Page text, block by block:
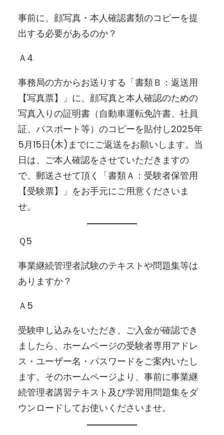
事前に、顔写真・本人確認書類のコピーを提
出する必要があるのか？
Ａ4
事務局の方からお送りする「書類Ｂ：返送用
【写真票】」に、顔写真と本人確認のための
写真入りの証明書（自動車運転免許書、社員
証、パスポート等）のコピーを貼付し2025年
5月15日(木)までにご返送をお願いします。当
日は、ご本人確認をさせていただきますの
で、郵送させて頂く「書類Ａ：受験者保管用
【受験票】」をお手元にご用意くださいま
せ。
Ｑ5
事業継続管理者試験のテキストや問題集等は
ありますか？
Ａ5
受験申し込みをいただき、ご入金が確認でき
ましたら、ホームページの受験者専用アドレ
ス・ユーザー名・パスワードをご案内いたし
ます。そのホームページより、事前に事業継
続管理者講習テキスト及び学習用問題集をダ
ウンロードしてお使いくださいませ。